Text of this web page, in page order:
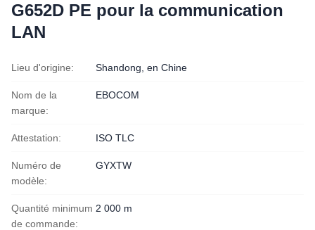
G652D PE pour la communication
LAN
Lieu d'origine: Shandong, en Chine
Nom de la
marque:
EBOCOM
Attestation: ISO TLC
Numéro de
modèle:
GYXTW
Quantité minimum
de commande:
2 000 m